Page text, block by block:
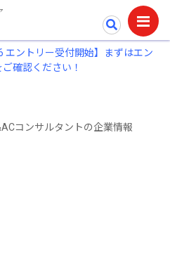
エントリー受付開始】まずはエン
ご確認ください！
コンサルタントの企業情報